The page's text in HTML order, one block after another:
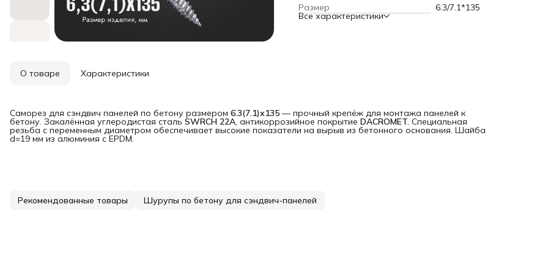
Размер
6.3/7.1*135
Все характеристики
О товаре Характеристики
Саморез для сэндвич панелей по бетону размером 6.3(7.1)x135 — прочный крепёж для монтажа панелей к
бетону. Закалённая углеродистая сталь SWRCH 22A, антикоррозийное покрытие DACROMET. Специальная
резьба с переменным диаметром обеспечивает высокие показатели на вырыв из бетонного основания. Шайба
d=19 мм из алюминия с EPDM.
Рекомендованные товары Шурупы по бетону для сэндвич-панелей